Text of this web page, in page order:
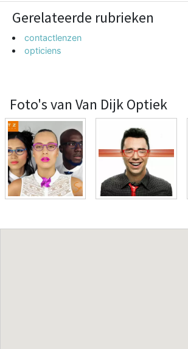
Gerelateerde rubrieken
contactlenzen
opticiens
Foto's van Van Dijk Optiek